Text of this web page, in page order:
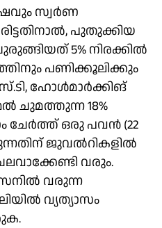
സ്വർണ
പുതുക്കിയ
5% നിരക്കിൽ
പണിക്കൂലിക്കും
ഹോള്‍മാര്‍ക്കിങ്
ചുമത്തുന്ന 18%
ചേര്‍ത്ത് ഒരു പവൻ (22
ജുവൽറികളിൽ
വരും.
വരുന്ന
വ്യത്യാസം